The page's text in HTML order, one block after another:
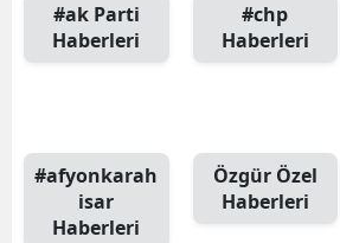
#ak Parti
Haberleri
#chp
Haberleri
#afyonkarah
isar
Haberleri
Özgür Özel
Haberleri